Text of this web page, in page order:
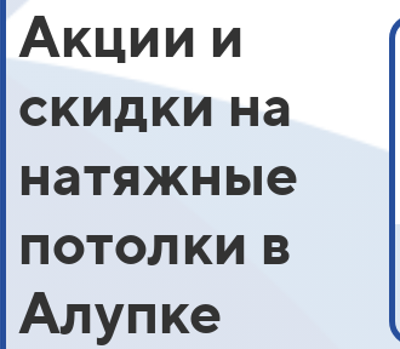
Акции и
скидки на
натяжные
потолки в
Алупке
договора и внесения предоплаты
в день замера